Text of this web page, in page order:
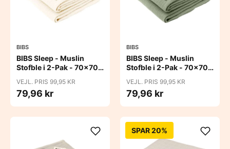
BIBS
BIBS Sleep - Muslin
Stofble i 2-Pak - 70x70
VEJL. PRIS 99,95 KR
79,96 kr
BIBS
BIBS Sleep - Muslin
Stofble i 2-Pak - 70x70
VEJL. PRIS 99,95 KR
79,96 kr
SPAR 20%